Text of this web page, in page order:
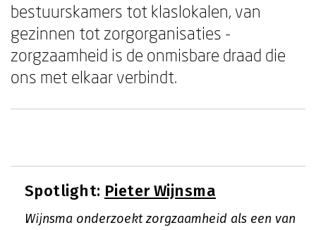
bestuurskamers tot klaslokalen, van
gezinnen tot zorgorganisaties -
zorgzaamheid is de onmisbare draad die
ons met elkaar verbindt.
Spotlight: Pieter Wijnsma
Wijnsma onderzoekt zorgzaamheid als een van